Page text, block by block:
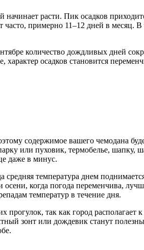
расти. Пик осадков
примерно 11–12 дней в месяц.
количество дождливых дней
характер осадков становится
содержимое вашего чемодана
или пуховик, термобелье,
даже в минус.
средняя температура днем
когда погода переменчива,
температур в течение дня.
прогулок, так как город
зонт или дождевик станут